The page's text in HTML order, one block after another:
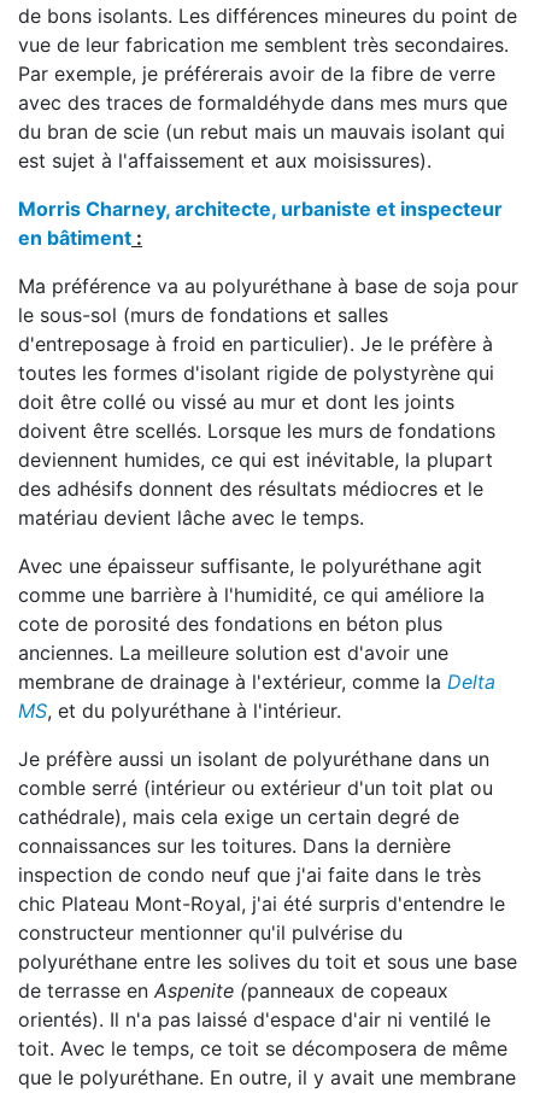
de bons isolants. Les différences mineures du point de
vue de leur fabrication me semblent très secondaires.
Par exemple, je préférerais avoir de la fibre de verre
avec des traces de formaldéhyde dans mes murs que
du bran de scie (un rebut mais un mauvais isolant qui
est sujet à l'affaissement et aux moisissures).
Morris Charney, architecte, urbaniste et inspecteur
en bâtiment :
Ma préférence va au polyuréthane à base de soja pour
le sous-sol (murs de fondations et salles
d'entreposage à froid en particulier). Je le préfère à
toutes les formes d'isolant rigide de polystyrène qui
doit être collé ou vissé au mur et dont les joints
doivent être scellés. Lorsque les murs de fondations
deviennent humides, ce qui est inévitable, la plupart
des adhésifs donnent des résultats médiocres et le
matériau devient lâche avec le temps.
Avec une épaisseur suffisante, le polyuréthane agit
comme une barrière à l'humidité, ce qui améliore la
cote de porosité des fondations en béton plus
anciennes. La meilleure solution est d'avoir une
membrane de drainage à l'extérieur, comme la Delta
MS, et du polyuréthane à l'intérieur.
Je préfère aussi un isolant de polyuréthane dans un
comble serré (intérieur ou extérieur d'un toit plat ou
cathédrale), mais cela exige un certain degré de
connaissances sur les toitures. Dans la dernière
inspection de condo neuf que j'ai faite dans le très
chic Plateau Mont-Royal, j'ai été surpris d'entendre le
constructeur mentionner qu'il pulvérise du
polyuréthane entre les solives du toit et sous une base
de terrasse en Aspenite (panneaux de copeaux
orientés). Il n'a pas laissé d'espace d'air ni ventilé le
toit. Avec le temps, ce toit se décomposera de même
que le polyuréthane. En outre, il y avait une membrane